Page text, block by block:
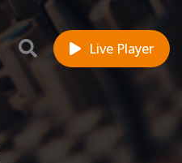
Live Player